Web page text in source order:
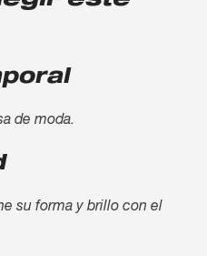
de moda.
su forma y brillo con el